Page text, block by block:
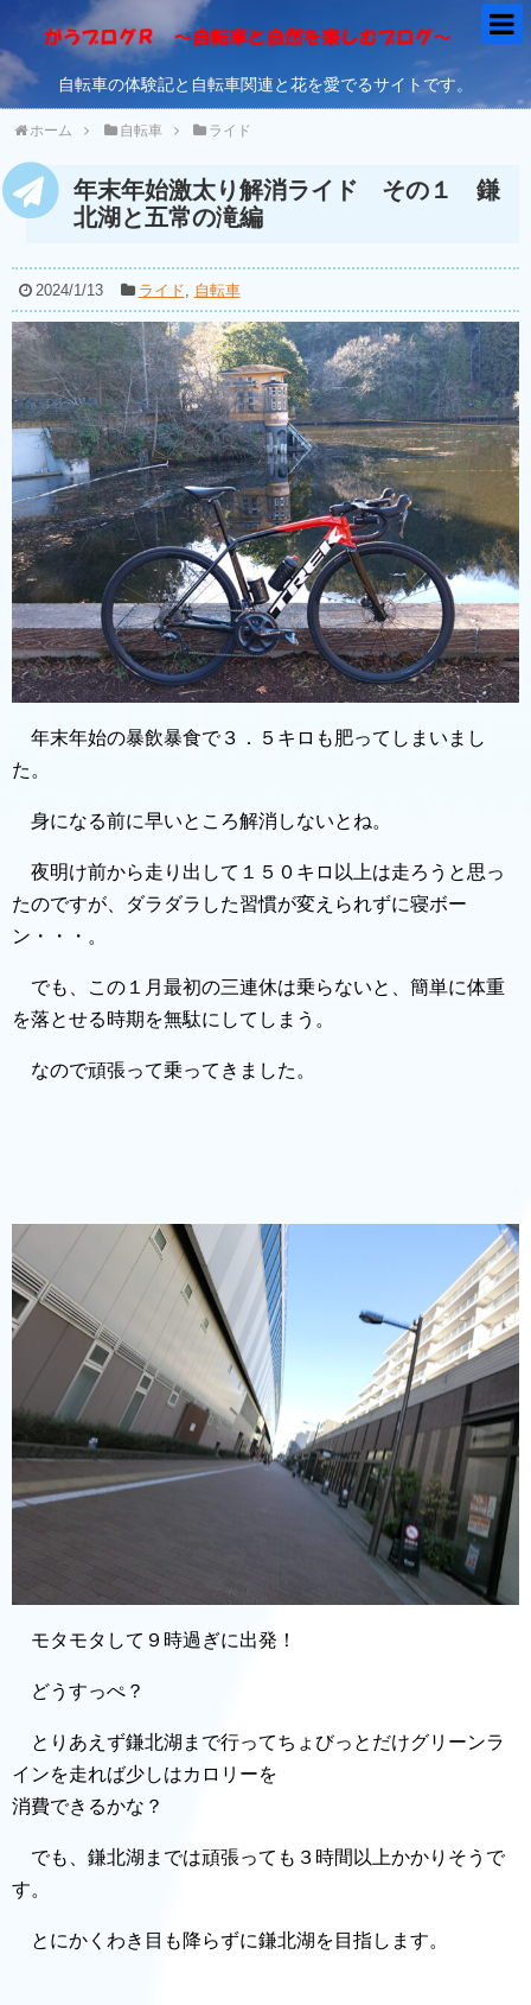
自転車の体験記と自転車関連と花を愛でるサイトです。
ホーム 自転車 ライド
年末年始激太り解消ライド その１ 鎌
北湖と五常の滝編
2024/1/13 ライド, 自転車
年末年始の暴飲暴食で３．５キロも肥ってしまいまし
た。
身になる前に早いところ解消しないとね。
夜明け前から走り出して１５０キロ以上は走ろうと思っ
たのですが、ダラダラした習慣が変えられずに寝ボー
ン・・・。
でも、この１月最初の三連休は乗らないと、簡単に体重
を落とせる時期を無駄にしてしまう。
なので頑張って乗ってきました。
モタモタして９時過ぎに出発！
どうすっぺ？
とりあえず鎌北湖まで行ってちょびっとだけグリーンラ
インを走れば少しはカロリーを
消費できるかな？
でも、鎌北湖までは頑張っても３時間以上かかりそうで
す。
とにかくわき目も降らずに鎌北湖を目指します。